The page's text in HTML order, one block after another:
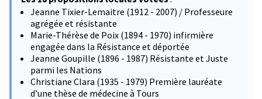
Jeanne Tixier-Lemaitre (1912 - 2007) / Professeure
agrégée et résistante
Marie-Thérèse de Poix (1894 - 1970) infirmière
engagée dans la Résistance et déportée
Jeanne Goupille (1896 - 1987) Résistante et Juste
parmi les Nations
Christiane Clara (1935 - 1979) Première lauréate
d’une thèse de médecine à Tours